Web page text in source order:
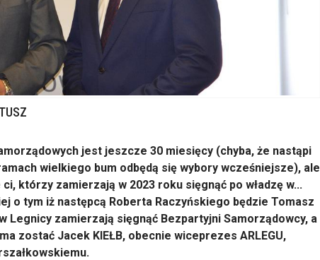
jest jeszcze 30 miesięcy (chyba, że nastąpi
wielkiego bum odbędą się wybory wcześniejsze), ale
którzy zamierzają w 2023 roku sięgnąć po władzę w...
o tym iż następcą Roberta Raczyńskiego będzie Tomasz
Legnicy zamierzają sięgnąć Bezpartyjni Samorządowcy, a
zostać Jacek KIEŁB, obecnie wiceprezes ARLEGU,